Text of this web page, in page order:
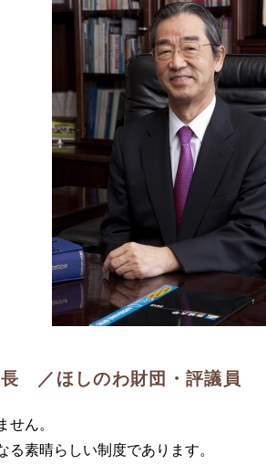
／ほしのわ財団・評議員
ん。
素晴らしい制度であります。